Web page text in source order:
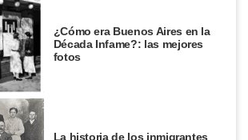
¿Cómo era Buenos Aires en la
Década Infame?: las mejores
fotos
La historia de los inmigrantes